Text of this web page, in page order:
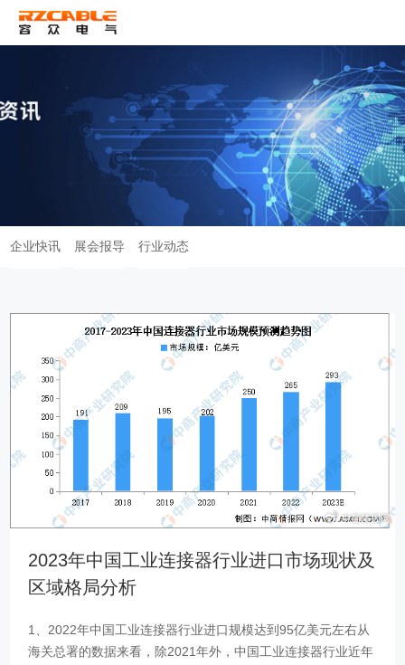
企业快讯 展会报导 行业动态
2023年中国工业连接器行业进口市场现状及
区域格局分析
1、2022年中国工业连接器行业进口规模达到95亿美元左右从
海关总署的数据来看，除2021年外，中国工业连接器行业近年